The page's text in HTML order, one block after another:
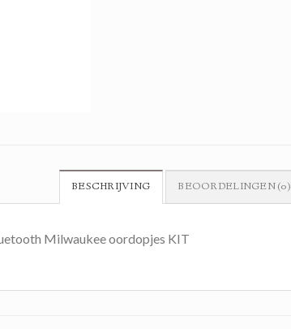
BESCHRIJVING BEOORDELINGEN (0)
Milwaukee oordopjes KIT